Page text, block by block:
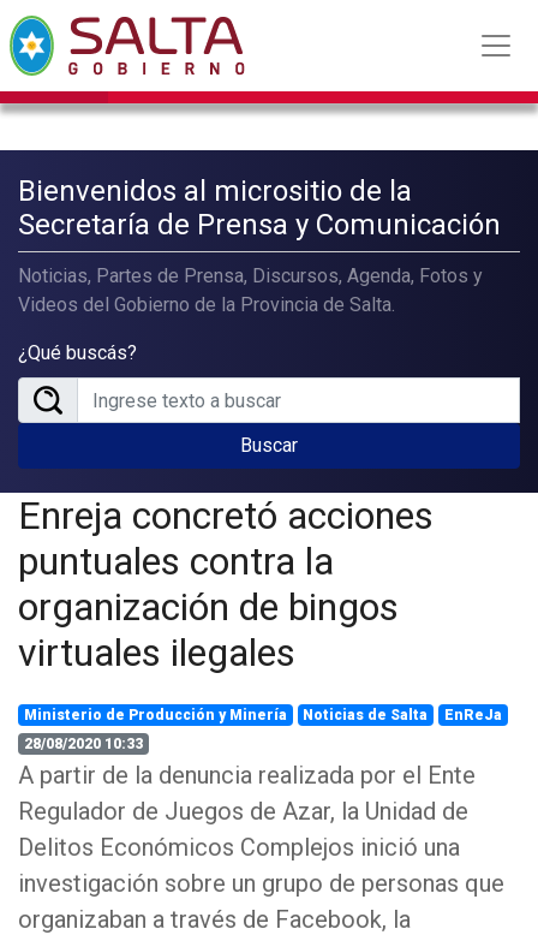
Bienvenidos al micrositio de la
Secretaría de Prensa y Comunicación
Noticias, Partes de Prensa, Discursos, Agenda, Fotos y
Videos del Gobierno de la Provincia de Salta.
¿Qué buscás?
Buscar
Enreja concretó acciones
puntuales contra la
organización de bingos
virtuales ilegales
Ministerio de Producción y Minería Noticias de Salta
EnReJa
28/08/2020 10:33
A partir de la denuncia realizada por el Ente
Regulador de Juegos de Azar, la Unidad de
Delitos Económicos Complejos inició una
investigación sobre un grupo de personas que
organizaban a través de Facebook, la